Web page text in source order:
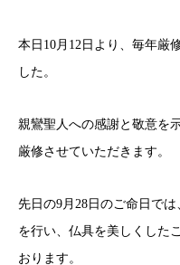
本日10月12日より、毎年厳
した。
親鸞聖人への感謝と敬意を
厳修させていただきます。
先日の9月28日のご命日で
を行い、仏具を美しくした
おります。